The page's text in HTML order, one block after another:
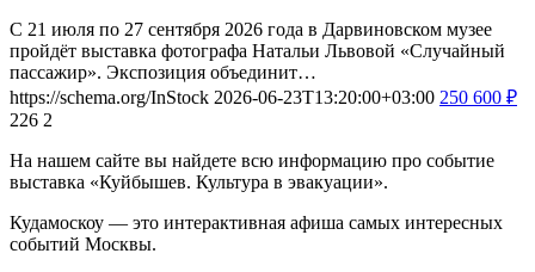
С 21 июля по 27 сентября 2026 года в Дарвиновском музее
пройдёт выставка фотографа Натальи Львовой «Случайный
пассажир». Экспозиция объединит…
https://schema.org/InStock 2026-06-23T13:20:00+03:00 250 600 ₽
226 2
На нашем сайте вы найдете всю информацию про событие
выставка «Куйбышев. Культура в эвакуации».
Кудамоскоу — это интерактивная афиша самых интересных
событий Москвы.